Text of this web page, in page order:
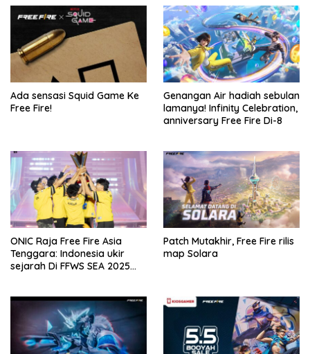
Ada sensasi Squid Game Ke
Free Fire!
Genangan Air hadiah sebulan
lamanya! Infinity Celebration,
anniversary Free Fire Di-8
ONIC Raja Free Fire Asia
Tenggara: Indonesia ukir
sejarah Di FFWS SEA 2025
Patch Mutakhir, Free Fire rilis
map Solara